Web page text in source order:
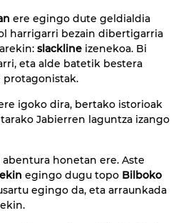
ere egingo dute geldialdia
harrigarri bezain dibertigarria
slackline izenekoa. Bi
eta alde batetik bestera
protagonistak.
igoko dira, bertako istorioak
Jabierren laguntza izango
honetan ere. Aste
egingo dugu topo Bilboko
egingo da, eta arraunkada